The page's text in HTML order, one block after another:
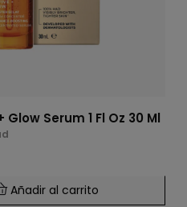
+ Glow Serum 1 Fl Oz 30 Ml
Añadir al carrito